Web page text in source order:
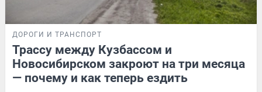
ДОРОГИ И ТРАНСПОРТ
Трассу между Кузбассом и
Новосибирском закроют на три месяца
— почему и как теперь ездить